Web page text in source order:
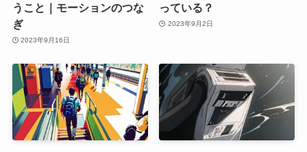
うこと｜モーションのつな
ぎ
2023年9月16日
っている？
2023年9月2日